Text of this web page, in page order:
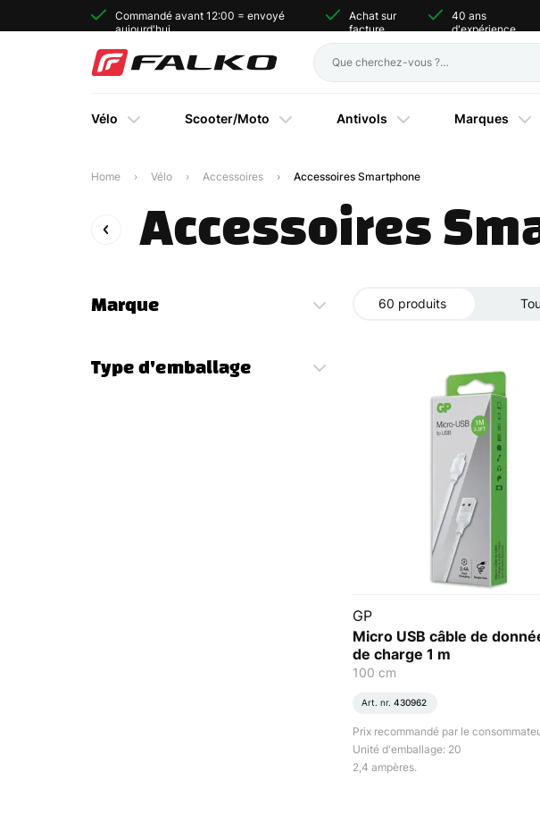
Commandé avant 12:00 = envoyé
aujourd'hui
Achat sur
facture
40 ans
d'expérience
Vélo Scooter/Moto Antivols Marques
Home Vélo Accessoires Accessoires Smartphone
Accessoires
Marque
Type d'emballage
60 produits
GP
Micro USB câble de
de charge 1 m
100 cm
Art. nr. 430962
Prix recommandé par le
Unité d'emballage: 20
2,4 ampères.